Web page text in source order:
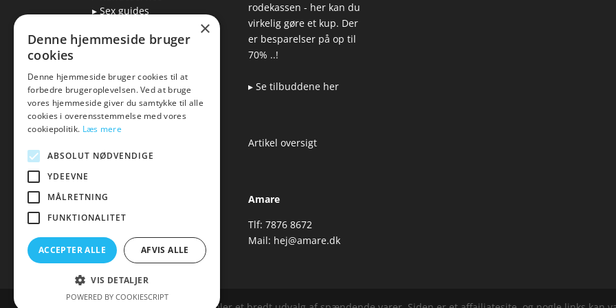
▸ Sex guides
▸ Returnering
Blog
Pris, kvalitet & sexlegetøj
– hvordan hænger det
sammen?
rodekassen - her kan du
virkelig gøre et kup. Der
er besparelser på op til
70% ..!
▸ Se tilbuddene her
Artikel oversigt
Amare
Tlf: 7876 8672
Mail: hej@amare.dk
×
Denne hjemmeside bruger
cookies
Denne hjemmeside bruger cookies til at
forbedre brugeroplevelsen. Ved at bruge
vores hjemmeside giver du samtykke til alle
cookies i overensstemmelse med vores
cookiepolitik. Læs mere
ABSOLUT NØDVENDIGE
YDEEVNE
MÅLRETNING
FUNKTIONALITET
ACCEPTER ALLE AFVIS ALLE
VIS DETALJER
POWERED BY COOKIESCRIPT